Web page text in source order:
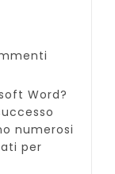
Word?
numerosi
per